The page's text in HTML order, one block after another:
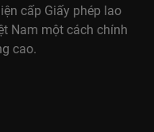
cấp Giấy phép lao
Nam một cách chính
cao.